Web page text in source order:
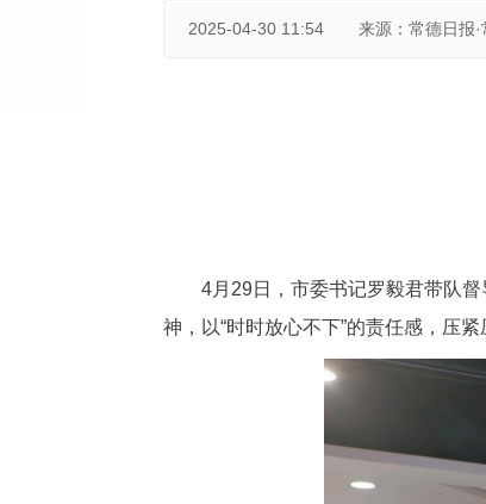
2025-04-30 11:54 来源：常德日报
4月29日，市委书记罗毅君带队
神，以“时时放心不下”的责任感，压